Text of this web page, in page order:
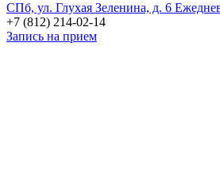
СПб, ул. Глухая Зеленина, д. 6
+7 (812) 214-02-14
Запись на прием